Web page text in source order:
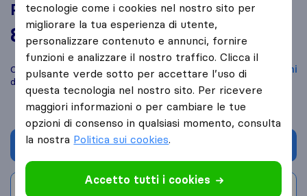
Pini Antonino Traslochi
8,6 basato su 4
recensioni di Sirelo e Google
i
Confronta Pini Antonino Traslochi con altreaziende di traslochi
di
Grosio
Chiedi preventivo
tecnologie come i cookies nel nostro sito per
migliorare la tua esperienza di utente,
personalizzare contenuto e annunci, fornire
funzioni e analizzare il nostro traffico. Clicca il
pulsante verde sotto per accettare l’uso di
questa tecnologia nel nostro sito. Per ricevere
maggiori informazioni o per cambiare le tue
opzioni di consenso in qualsiasi momento, consulta
la nostra Politica sui cookies.
Accetto tutti i cookies